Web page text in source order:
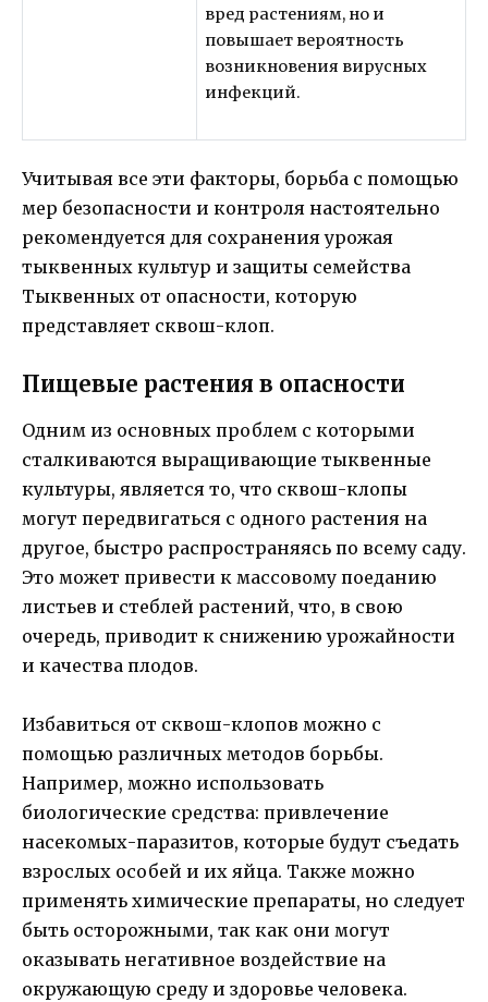
вред растениям, но и
повышает вероятность
возникновения вирусных
инфекций.
Учитывая все эти факторы, борьба с помощью
мер безопасности и контроля настоятельно
рекомендуется для сохранения урожая
тыквенных культур и защиты семейства
Тыквенных от опасности, которую
представляет сквош-клоп.
Пищевые растения в опасности
Одним из основных проблем с которыми
сталкиваются выращивающие тыквенные
культуры, является то, что сквош-клопы
могут передвигаться с одного растения на
другое, быстро распространяясь по всему саду.
Это может привести к массовому поеданию
листьев и стеблей растений, что, в свою
очередь, приводит к снижению урожайности
и качества плодов.
Избавиться от сквош-клопов можно с
помощью различных методов борьбы.
Например, можно использовать
биологические средства: привлечение
насекомых-паразитов, которые будут съедать
взрослых особей и их яйца. Также можно
применять химические препараты, но следует
быть осторожными, так как они могут
оказывать негативное воздействие на
окружающую среду и здоровье человека.